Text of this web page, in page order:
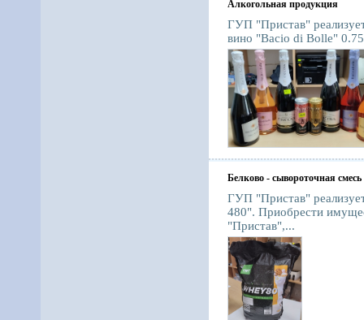
Алкогольная продукция
ГУП "Пристав"
вино "Bacio di Bolle"
Белково - сывороточная смесь
ГУП "Пристав"
480". Приобрести
"Пристав",...